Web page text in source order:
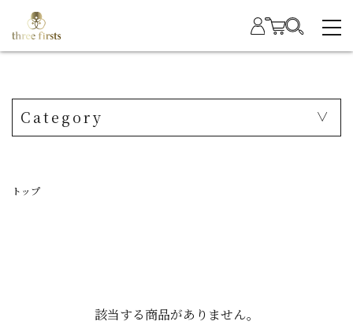
Category
トップ
該当する商品がありません。